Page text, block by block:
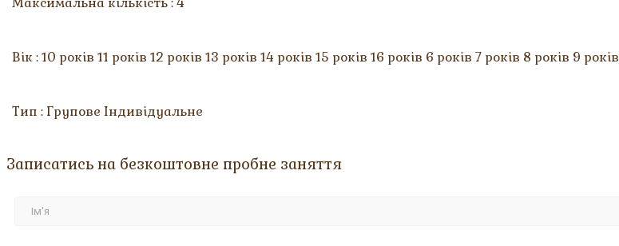
Вік : 10 років 11 років 12 років 13 років 14 років 15 років 16 років 6 років 7 років 8 років 9 років
Тип : Групове Індивідуальне
Записатись на безкоштовне пробне заняття